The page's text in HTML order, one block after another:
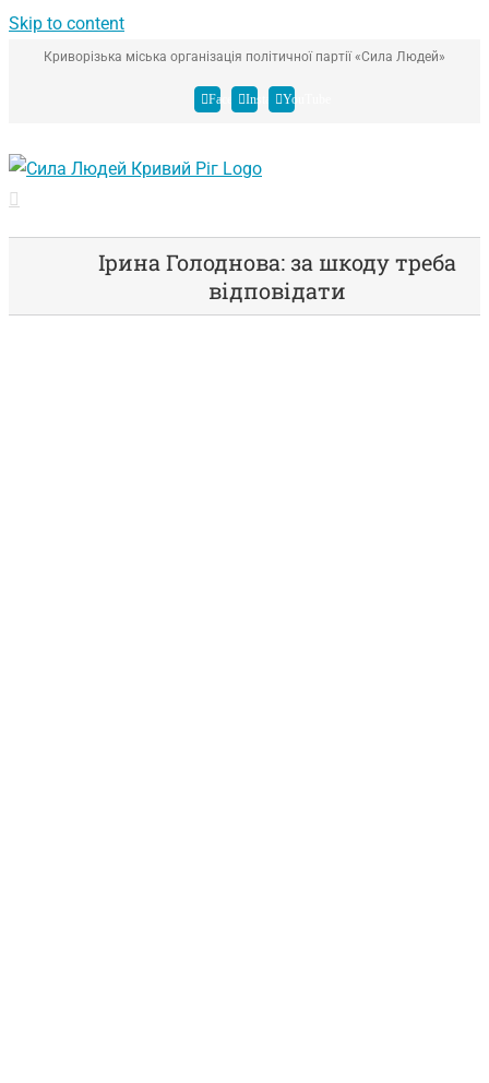
Skip to content
Криворізька міська організація політичної партії «Сила Людей»
FacebookInstagramYouTube
Ірина Голоднова: за шкоду треба
відповідати